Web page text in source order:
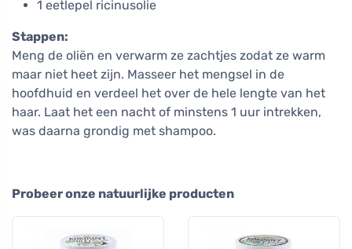
1 eetlepel ricinusolie
Stappen:
Meng de oliën en verwarm ze zachtjes zodat ze warm
maar niet heet zijn. Masseer het mengsel in de
hoofdhuid en verdeel het over de hele lengte van het
haar. Laat het een nacht of minstens 1 uur intrekken,
was daarna grondig met shampoo.
Probeer onze natuurlijke producten